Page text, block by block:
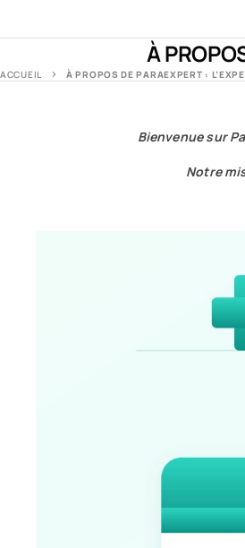
À
ACCUEIL À PROPOS DE PARAEXPERT :
Bienvenue sur
Notre